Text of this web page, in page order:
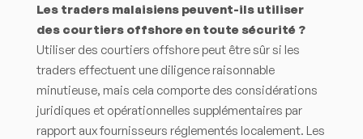
Les traders malaisiens peuvent-ils utiliser
des courtiers offshore en toute sécurité ?
Utiliser des courtiers offshore peut être sûr si les
traders effectuent une diligence raisonnable
minutieuse, mais cela comporte des considérations
juridiques et opérationnelles supplémentaires par
rapport aux fournisseurs réglementés localement. Les